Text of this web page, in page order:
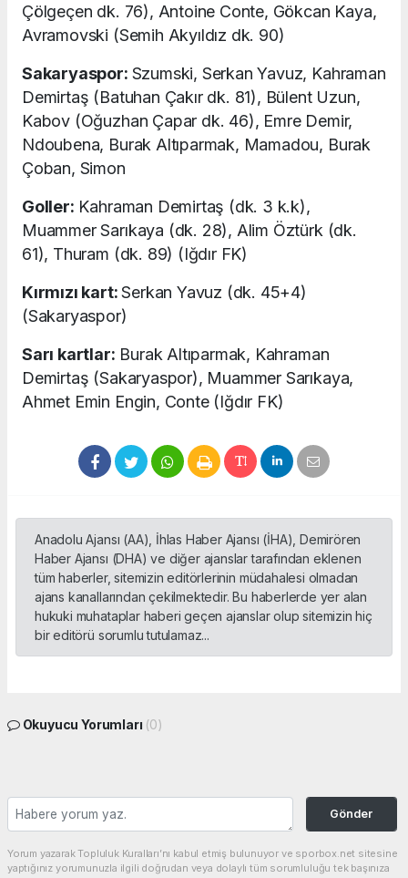
Çölgeçen dk. 76), Antoine Conte, Gökcan Kaya,
Avramovski (Semih Akyıldız dk. 90)
Sakaryaspor: Szumski, Serkan Yavuz, Kahraman
Demirtaş (Batuhan Çakır dk. 81), Bülent Uzun,
Kabov (Oğuzhan Çapar dk. 46), Emre Demir,
Ndoubena, Burak Altıparmak, Mamadou, Burak
Çoban, Simon
Goller: Kahraman Demirtaş (dk. 3 k.k),
Muammer Sarıkaya (dk. 28), Alim Öztürk (dk.
61), Thuram (dk. 89) (Iğdır FK)
Kırmızı kart:Serkan Yavuz (dk. 45+4)
(Sakaryaspor)
Sarı kartlar: Burak Altıparmak, Kahraman
Demirtaş (Sakaryaspor), Muammer Sarıkaya,
Ahmet Emin Engin, Conte (Iğdır FK)
Anadolu Ajansı (AA), İhlas Haber Ajansı (İHA), Demirören
Haber Ajansı (DHA) ve diğer ajanslar tarafından eklenen
tüm haberler, sitemizin editörlerinin müdahalesi olmadan
ajans kanallarından çekilmektedir. Bu haberlerde yer alan
hukuki muhataplar haberi geçen ajanslar olup sitemizin hiç
bir editörü sorumlu tutulamaz...
Okuyucu Yorumları (0)
Gönder
Yorum yazarak Topluluk Kuralları’nı kabul etmiş bulunuyor ve sporbox.net sitesine
yaptığınız yorumunuzla ilgili doğrudan veya dolaylı tüm sorumluluğu tek başınıza